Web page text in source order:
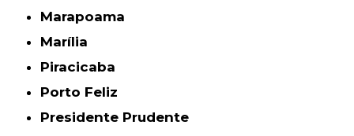
Marapoama
Marília
Piracicaba
Porto Feliz
Presidente Prudente